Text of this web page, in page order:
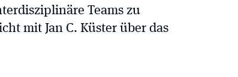
Teams zu
mit Jan C. Küster über das